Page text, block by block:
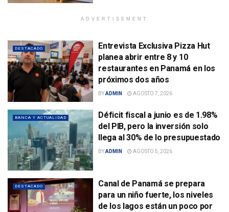
ADVERTISEMENT
DESTACADO
Entrevista Exclusiva Pizza Hut
planea abrir entre 8 y 10
restaurantes en Panamá en los
próximos dos años
BYADMIN AGOSTO 7, 2026
BANCA Y ACTUALIDAD
Déficit fiscal a junio es de 1.98%
del PIB, pero la inversión solo
llega al 30% de lo presupuestado
BYADMIN AGOSTO 5, 2026
DESTACADO
Canal de Panamá se prepara
para un niño fuerte, los niveles
de los lagos están un poco por